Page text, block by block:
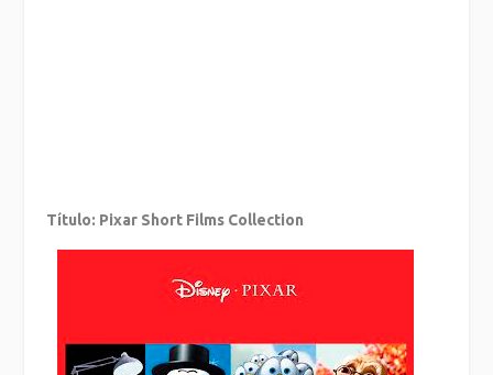
Título: Pixar Short Films Collection